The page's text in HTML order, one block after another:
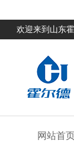
欢迎来到山东
网站首